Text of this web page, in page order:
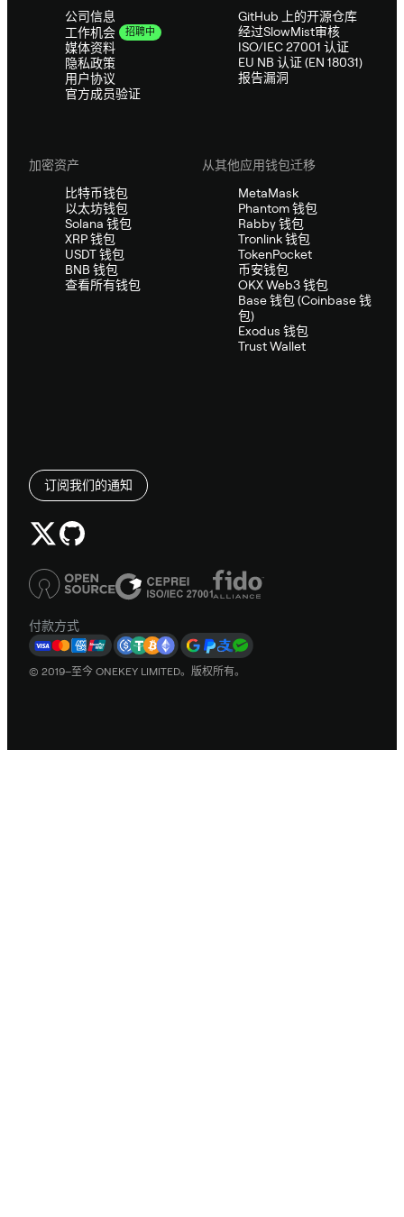
公司信息
工作机会
招聘中
媒体资料
隐私政策
用户协议
官方成员验证
GitHub 上的开源仓库
经过SlowMist审核
ISO/IEC 27001 认证
EU NB 认证 (EN 18031)
报告漏洞
加密资产
比特币钱包
以太坊钱包
Solana 钱包
XRP 钱包
USDT 钱包
BNB 钱包
查看所有钱包
从其他应用钱包迁移
MetaMask
Phantom 钱包
Rabby 钱包
Tronlink 钱包
TokenPocket
币安钱包
OKX Web3 钱包
Base 钱包 (Coinbase 钱
包)
Exodus 钱包
Trust Wallet
订阅我们的通知
付款方式
© 2019–至今 ONEKEY LIMITED。版权所有。